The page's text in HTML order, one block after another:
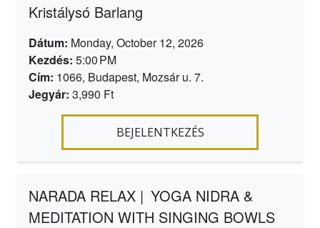
Kristálysó Barlang
Dátum: Monday, October 12, 2026
Kezdés: 5:00 PM
Cím: 1066, Budapest, Mozsár u. 7.
Jegyár: 3,990 Ft
BEJELENTKEZÉS
NARADA RELAX | YOGA NIDRA &
MEDITATION WITH SINGING BOWLS